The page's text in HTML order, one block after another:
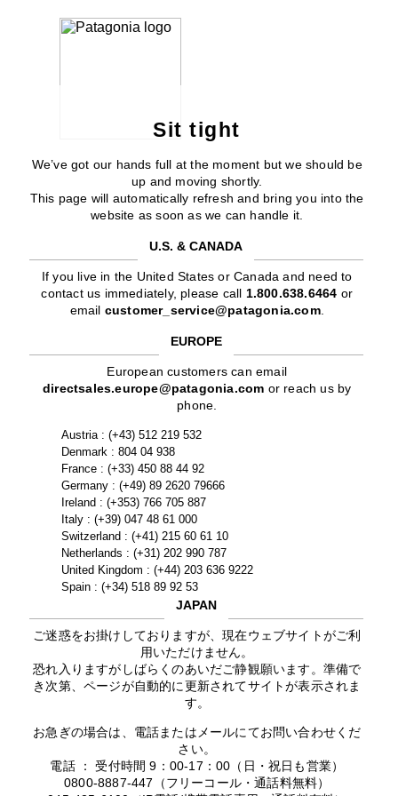
Sit tight
We’ve got our hands full at the moment but we should be
up and moving shortly.
This page will automatically refresh and bring you into the
website as soon as we can handle it.
U.S. & CANADA
If you live in the United States or Canada and need to
contact us immediately, please call 1.800.638.6464 or
email customer_service@patagonia.com.
EUROPE
European customers can email
directsales.europe@patagonia.com or reach us by
phone.
Austria : (+43) 512 219 532
Denmark : 804 04 938
France : (+33) 450 88 44 92
Germany : (+49) 89 2620 79666
Ireland : (+353) 766 705 887
Italy : (+39) 047 48 61 000
Switzerland : (+41) 215 60 61 10
Netherlands : (+31) 202 990 787
United Kingdom : (+44) 203 636 9222
Spain : (+34) 518 89 92 53
JAPAN
ご迷惑をお掛けしておりますが、現在ウェブサイトがご利
用いただけません。
恐れ入りますがしばらくのあいだご静観願います。準備で
き次第、ページが自動的に更新されてサイトが表示されま
す。
お急ぎの場合は、電話またはメールにてお問い合わせくだ
さい。
電話 ： 受付時間 9：00-17：00（日・祝日も営業）
0800-8887-447（フリーコール・通話料無料）